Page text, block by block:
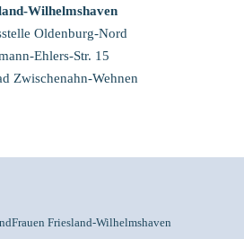
Wilhelmshaven
Oldenburg-Nord
Ehlers-Str. 15
Zwischenahn-Wehnen
Friesland-Wilhelmshaven